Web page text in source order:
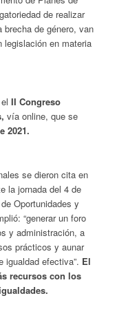
de realizar
de género, van
legislación en materia
II Congreso
vía online, que se
2021.
se dieron cita en
la jornada del 4 de
Oportunidades y
“generar un foro
y administración, a
prácticos y aunar
igualdad efectiva”. El
recursos con los